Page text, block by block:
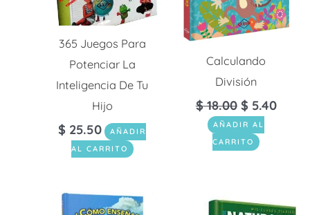
365 Juegos Para
Potenciar La
Inteligencia De Tu
Hijo
$ 25.50
AÑADIR
AL CARRITO
Calculando
División
$18.00 $ 5.40
AÑADIR AL
CARRITO